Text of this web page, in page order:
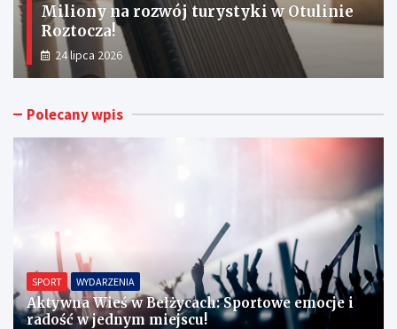
Zalew Zemborzycki: Walka o tytuł Letniej
Oazy 2026!
14 lipca 2026
Polecany wpis
SPORT WYDARZENIA
Aktywna Wieś w Bełżycach: Sportowe emocje i
radość w jednym miejscu!